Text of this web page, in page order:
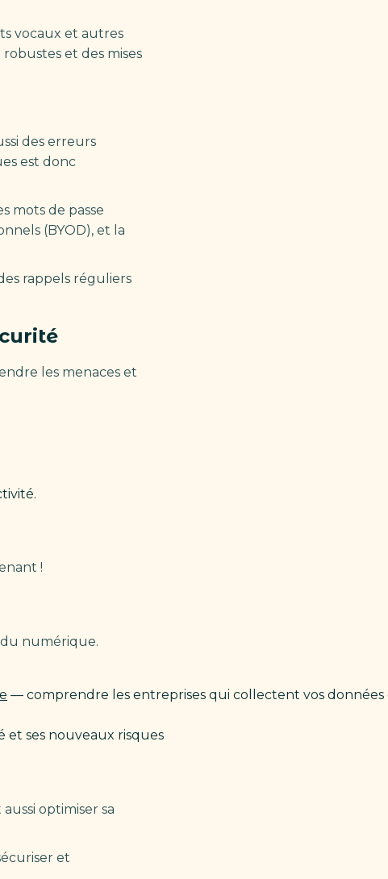
vocaux et autres
et des mises
des erreurs
est donc
mots de passe
(BYOD), et la
rappels réguliers
les menaces et
!
numérique.
— comprendre les entreprises qui collectent vos données
et ses nouveaux risques
optimiser sa
et